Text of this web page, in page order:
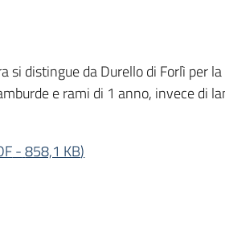
si distingue da Durello di Forlì per
e rami di 1 anno, invece di
-858,1 KB)